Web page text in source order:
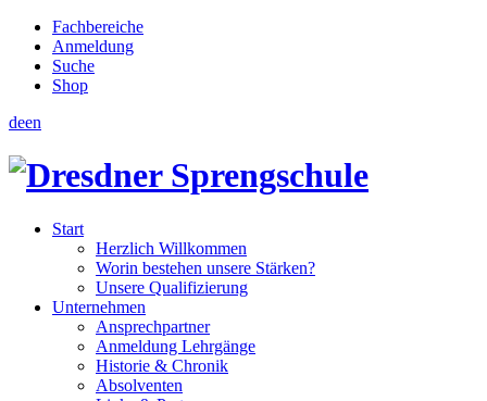
Fachbereiche
Anmeldung
Suche
Shop
deen
Start
Herzlich Willkommen
Worin bestehen unsere Stärken?
Unsere Qualifizierung
Unternehmen
Ansprechpartner
Anmeldung Lehrgänge
Historie & Chronik
Absolventen